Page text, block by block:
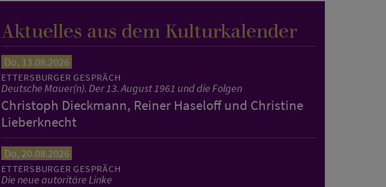
Aktuelles aus dem Kulturkalender
Do, 13.08.2026
ETTERSBURGER GESPRÄCH
Deutsche Mauer(n). Der 13. August 1961 und die Folgen
Christoph Dieckmann, Reiner Haseloff und Christine
Lieberknecht
Do, 20.08.2026
ETTERSBURGER GESPRÄCH
Die neue autoritäre Linke